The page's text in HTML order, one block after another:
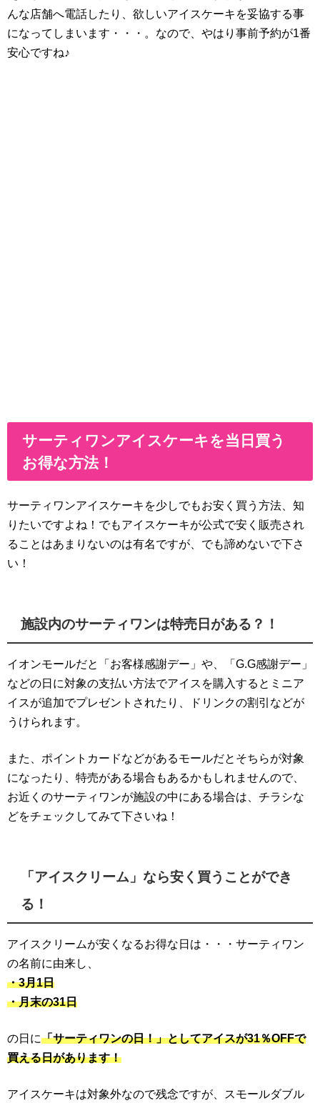
んな店舗へ電話したり、欲しいアイスケーキを妥協する事
になってしまいます・・・。なので、やはり事前予約が1番
安心ですね♪
サーティワンアイスケーキを当日買う
お得な方法！
サーティワンアイスケーキを少しでもお安く買う方法、知
りたいですよね！でもアイスケーキが公式で安く販売され
ることはあまりないのは有名ですが、でも諦めないで下さ
い！
施設内のサーティワンは特売日がある？！
イオンモールだと「お客様感謝デー」や、「G.G感謝デー」
などの日に対象の支払い方法でアイスを購入するとミニア
イスが追加でプレゼントされたり、ドリンクの割引などが
うけられます。
また、ポイントカードなどがあるモールだとそちらが対象
になったり、特売がある場合もあるかもしれませんので、
お近くのサーティワンが施設の中にある場合は、チラシな
どをチェックしてみて下さいね！
「アイスクリーム」なら安く買うことができ
る！
アイスクリームが安くなるお得な日は・・・サーティワン
の名前に由来し、
・3月1日
・月末の31日
の日に「サーティワンの日！」としてアイスが31％OFFで
買える日があります！
アイスケーキは対象外なので残念ですが、スモールダブル